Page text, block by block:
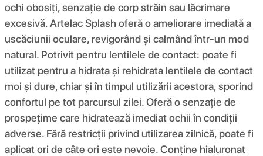
ochi obosiți, senzație de corp străin sau lăcrimare
excesivă. Artelac Splash oferă o ameliorare imediată a
uscăciunii oculare, revigorând și calmând într-un mod
natural. Potrivit pentru lentilele de contact: poate fi
utilizat pentru a hidrata și rehidrata lentilele de contact
moi și dure, chiar și în timpul utilizării acestora, sporind
confortul pe tot parcursul zilei. Oferă o senzație de
prospețime care hidratează imediat ochii în condiții
adverse. Fără restricții privind utilizarea zilnică, poate fi
aplicat ori de câte ori este nevoie. Conține hialuronat